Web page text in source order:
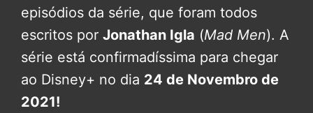
episódios da série, que foram todos
escritos por Jonathan Igla (Mad Men). A
série está confirmadíssima para chegar
ao Disney+ no dia 24 de Novembro de
2021!